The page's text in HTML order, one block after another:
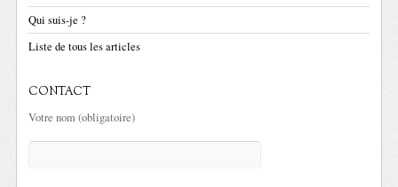
Qui suis-je ?
Liste de tous les articles
CONTACT
Votre nom (obligatoire)